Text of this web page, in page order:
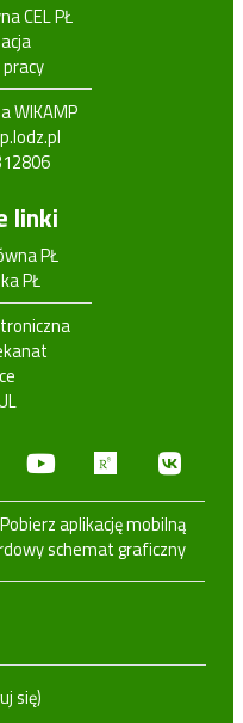
CEL PŁ
WIKAMP
linki
PŁ
PŁ
Youtube
Pobierz aplikację mobilną
schemat graficzny
się)